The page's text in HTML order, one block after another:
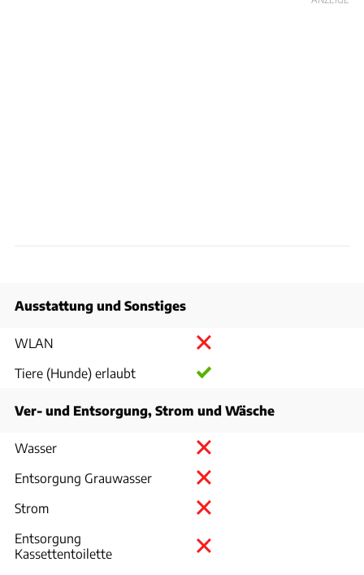
Ausstattung und Sonstiges
WLAN
Tiere (Hunde) erlaubt
Ver- und Entsorgung, Strom und Wäsche
Wasser
Entsorgung Grauwasser
Strom
Entsorgung
Kassettentoilette